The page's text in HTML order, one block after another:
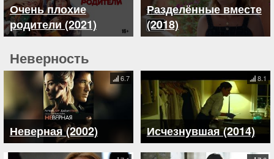
Очень плохие
родители (2021)
Разделённые вместе
(2018)
Неверность
Неверная (2002)
6.7
Исчезнувшая (2014)
8.1